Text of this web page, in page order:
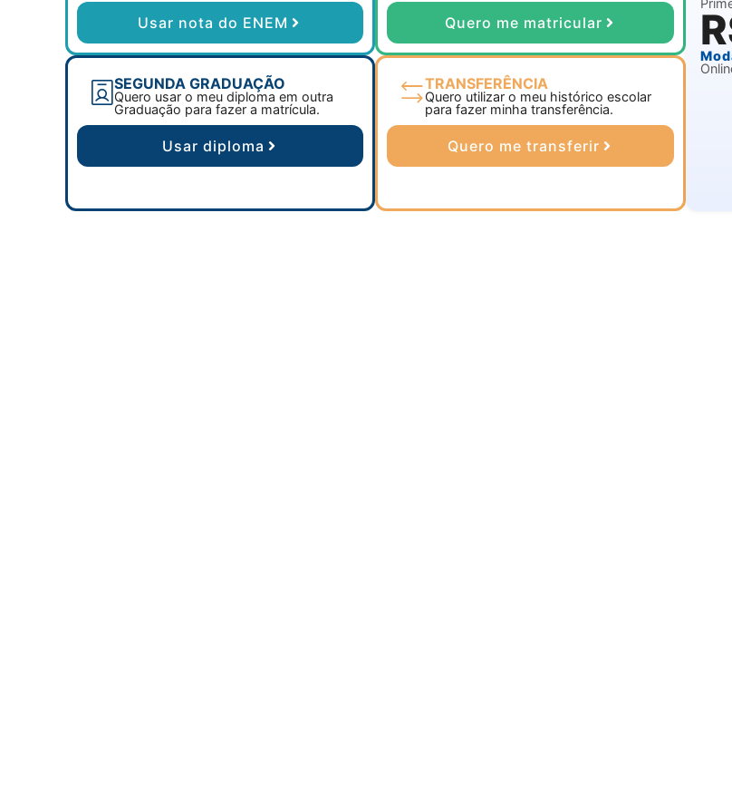
Usar nota do ENEM Quero me matricular
SEGUNDA GRADUAÇÃO
Quero usar o meu diploma em outra
Graduação para fazer a matrícula.
Usar diploma
TRANSFERÊNCIA
Quero utilizar o meu histórico escolar
para fazer minha transferência.
Quero me transferir